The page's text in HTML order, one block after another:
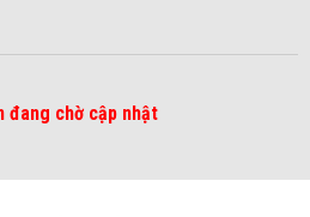
đang chờ cập nhật